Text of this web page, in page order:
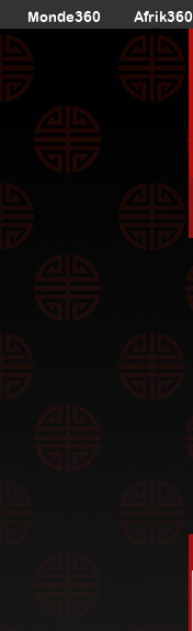
Monde360 Afrik360